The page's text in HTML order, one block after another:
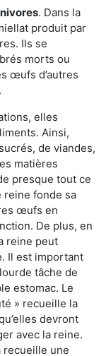
. Dans la
produit par
Ils se
morts ou
œufs d’autres
elles
Ainsi,
de viandes,
matières
presque tout ce
reine fonde sa
œufs en
De plus, en
reine peut
Il est important
tâche de
estomac. Le
» recueille la
devront
avec la reine.
recueille une